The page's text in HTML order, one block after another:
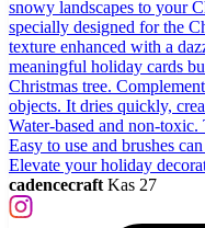
cadencecraft Kas 27